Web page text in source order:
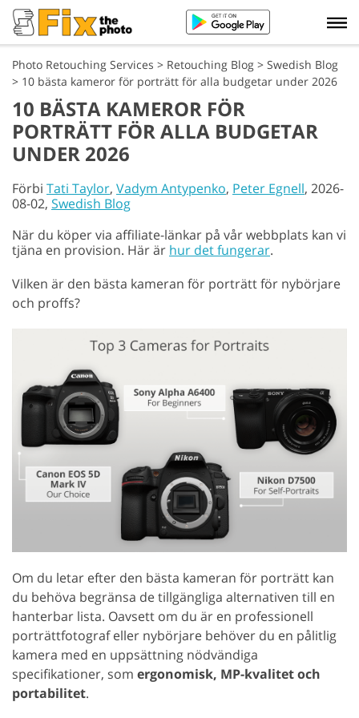
Photo Retouching Services > Retouching Blog > Swedish Blog
> 10 bästa kameror för porträtt för alla budgetar under 2026
10 BÄSTA KAMEROR FÖR
PORTRÄTT FÖR ALLA BUDGETAR
UNDER 2026
Förbi Tati Taylor, Vadym Antypenko, Peter Egnell, 2026-
08-02, Swedish Blog
När du köper via affiliate-länkar på vår webbplats kan vi
tjäna en provision. Här är hur det fungerar.
Vilken är den bästa kameran för porträtt för nybörjare
och proffs?
Om du letar efter den bästa kameran för porträtt kan
du behöva begränsa de tillgängliga alternativen till en
hanterbar lista. Oavsett om du är en professionell
porträttfotograf eller nybörjare behöver du en pålitlig
kamera med en uppsättning nödvändiga
specifikationer, som ergonomisk, MP-kvalitet och
portabilitet.